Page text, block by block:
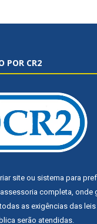
POR CR2
site ou sistema para
assessoria completa, onde
as exigências das
serão atendidas.